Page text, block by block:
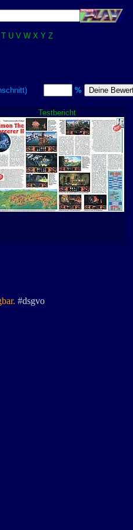
T U V W X Y Z
%
Testbericht
#dsgvo